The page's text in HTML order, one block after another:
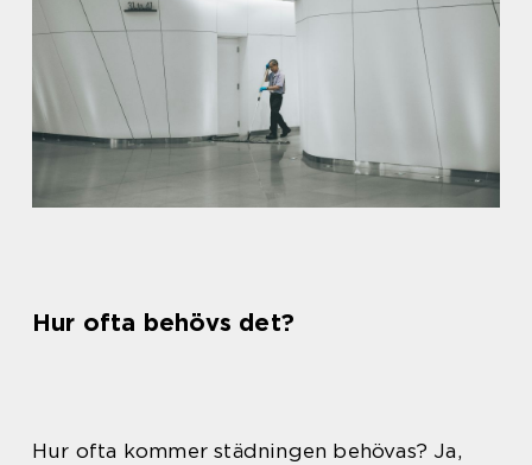
Hur ofta behövs det?
Hur ofta kommer städningen behövas? Ja,